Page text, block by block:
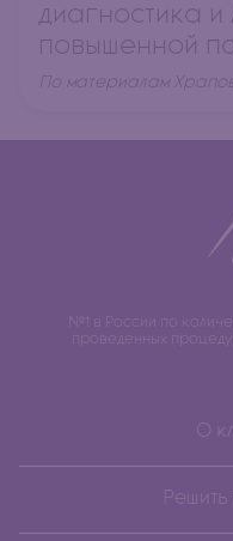
диагностика и
повышенной
По материалам
№1 в России по
проведенных
О